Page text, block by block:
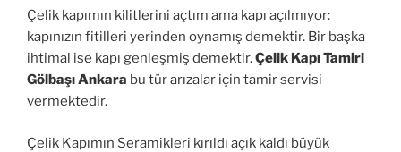
Çelik kapımın kilitlerini açtım ama kapı açılmıyor:
kapınızın fitilleri yerinden oynamış demektir. Bir başka
ihtimal ise kapı genleşmiş demektir.Çelik Kapı Tamiri
Gölbaşı Ankara bu tür arızalar için tamir servisi
vermektedir.
Çelik Kapımın Seramikleri kırıldı açık kaldı büyük